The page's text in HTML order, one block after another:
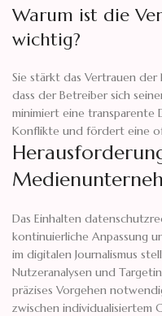
Warum ist die
wichtig?
Sie stärkt das Vertrauen
dass der Betreiber sich
minimiert eine transparente
Konflikte und fördert eine
Das Einhalten
kontinuierliche Anpassung
im digitalen Journalismus
Nutzeranalysen und
präzises Vorgehen
zwischen individualisiertem